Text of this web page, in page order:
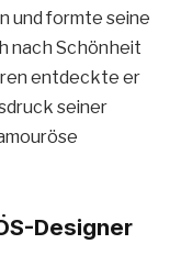
und formte seine
nach Schönheit
entdeckte er
seiner
Designer